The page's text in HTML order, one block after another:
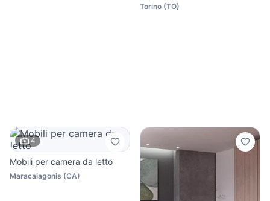
Torino (TO)
4
Mobili per camera da letto
Maracalagonis (CA)